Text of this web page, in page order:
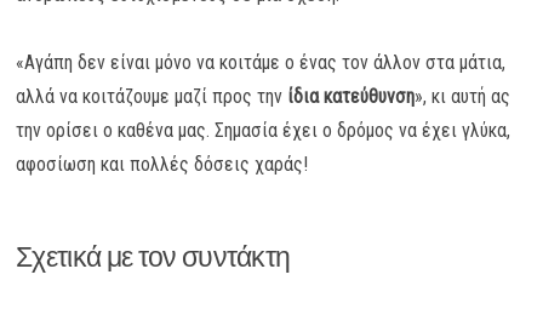
«Αγάπη δεν είναι μόνο να κοιτάμε ο ένας τον άλλον στα μάτια,
αλλά να κοιτάζουμε μαζί προς την ίδια κατεύθυνση», κι αυτή ας
την ορίσει ο καθένα μας. Σημασία έχει ο δρόμος να έχει γλύκα,
αφοσίωση και πολλές δόσεις χαράς!
Σχετικά με τον συντάκτη